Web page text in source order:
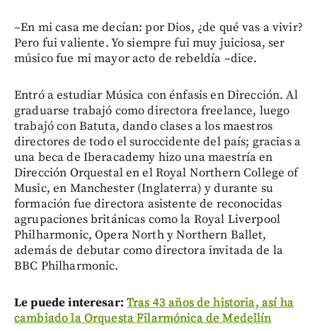
–En mi casa me decían: por Dios, ¿de qué vas a vivir?
Pero fui valiente. Yo siempre fui muy juiciosa, ser
músico fue mi mayor acto de rebeldía –dice.
Entró a estudiar Música con énfasis en Dirección. Al
graduarse trabajó como directora freelance, luego
trabajó con Batuta, dando clases a los maestros
directores de todo el suroccidente del país; gracias a
una beca de Iberacademy hizo una maestría en
Dirección Orquestal en el Royal Northern College of
Music, en Manchester (Inglaterra) y durante su
formación fue directora asistente de reconocidas
agrupaciones británicas como la Royal Liverpool
Philharmonic, Opera North y Northern Ballet,
además de debutar como directora invitada de la
BBC Philharmonic.
Le puede interesar: Tras 43 años de historia, así ha
cambiado la Orquesta Filarmónica de Medellín